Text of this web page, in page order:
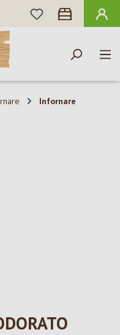
HAI 0 ARTICOLI
Infornare